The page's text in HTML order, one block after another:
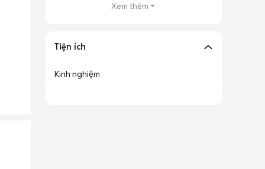
Xem thêm
Tiện ích
Kinh nghiệm